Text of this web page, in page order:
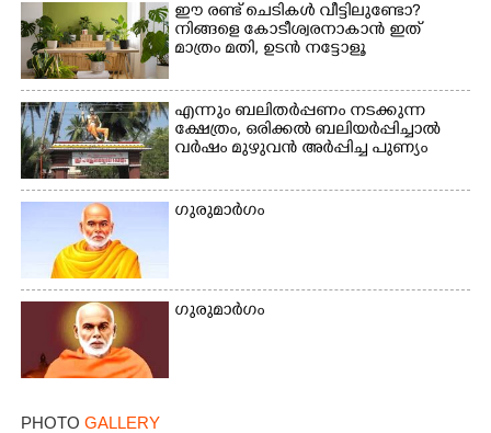
ഈ രണ്ട് ചെടികൾ വീട്ടിലുണ്ടോ?​
നിങ്ങളെ കോടീശ്വരനാകാൻ ഇത്
മാത്രം മതി,​ ഉടൻ നട്ടോളൂ
എന്നും ബലിതർപ്പണം നടക്കുന്ന
ക്ഷേത്രം,​ ഒരിക്കൽ ബലിയർപ്പിച്ചാൽ
വർഷം മുഴുവൻ അർപ്പിച്ച പുണ്യം
ഗുരുമാർഗം
ഗുരുമാർഗം
PHOTO GALLERY
×
Share this link